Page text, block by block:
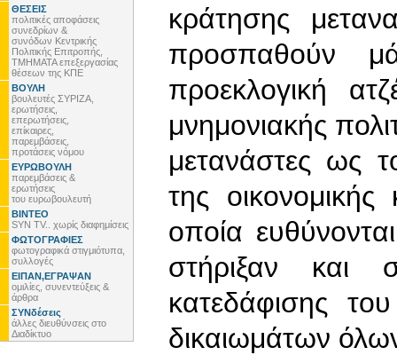
ΘΕΣΕΙΣ
πολιτικές αποφάσεις
συνεδρίων &
συνόδων Κεντρικής
Πολιτικής Επιτροπής,
ΤΜΗΜΑΤΑ επεξεργασίας
θέσεων της ΚΠΕ
ΒΟΥΛΗ
βουλευτές ΣΥΡΙΖΑ,
ερωτήσεις,
επερωτήσεις,
επίκαιρες,
παρεμβάσεις,
προτάσεις νόμου
ΕΥΡΩΒΟΥΛΗ
παρεμβάσεις &
ερωτήσεις
του ευρωβουλευτή
ΒΙΝΤΕΟ
SYN TV.. χωρίς διαφημίσεις
ΦΩΤΟΓΡΑΦΙΕΣ
φωτογραφικά στιγμιότυπα,
συλλογές
ΕΙΠΑΝ,ΕΓΡΑΨΑΝ
ομιλίες, συνεντεύξεις &
άρθρα
ΣΥΝδέσεις
άλλες διευθύνσεις στο
Διαδίκτυο
κράτησης
προσπαθούν
προεκλογική
μνημονιακής
μετανάστες ως
της οικονομικής
οποία
στήριξαν και
κατεδάφισης
δικαιωμάτων